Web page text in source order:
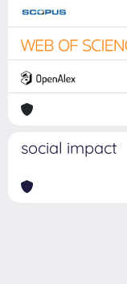
social impact